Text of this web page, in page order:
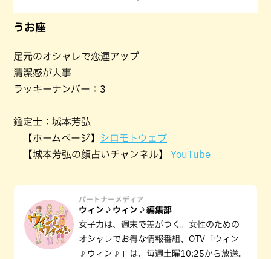
うお座
足元のオシャレで恋運アップ
清潔感が大事
ラッキーナンバー：3
鑑定士：城本芳弘
【ホームページ】
シロモトウェブ
【城本芳弘の顔占いチャンネル】 YouTube
パートナーメディア
ウィン♪ウィン♪編集部
女子力は、週末で差がつく。女性のための
オシャレでお得な情報番組、OTV「ウィン
♪ウィン♪」は、毎週土曜10:25から放送。